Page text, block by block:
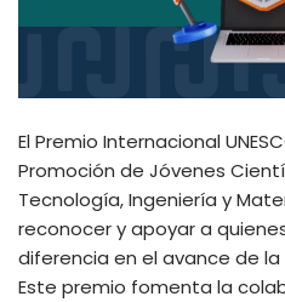
El Premio Internacional
Promoción de Jóvenes
Tecnología, Ingeniería y
reconocer y apoyar a
diferencia en el avance de
Este premio fomenta la